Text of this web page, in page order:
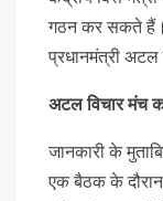
गठन कर सकते हैं।
प्रधानमंत्री अटल
अटल विचार मंच
जानकारी के
एक बैठक के